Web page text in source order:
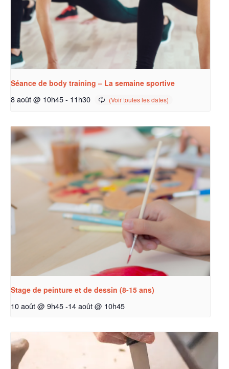
Séance de body training – La semaine sportive
8 août @ 10h45- 11h30
Stage de peinture et de dessin (8-15 ans)
10 août @ 9h45-14 août @ 10h45